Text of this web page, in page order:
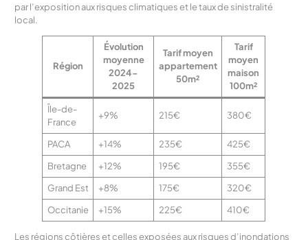
par l’exposition aux risques climatiques et le taux de sinistralité
local.
Région
Évolution
moyenne
2024-
2025
Tarif moyen
appartement
50m²
Tarif
moyen
maison
100m²
Île-de-
France
+9% 215€ 380€
PACA +14% 235€
425€
Bretagne
+12% 195€
355€
Grand Est
+8% 175€
320€
Occitanie
+15% 225€ 410€
Les régions côtières et celles exposées aux risques d’inondations